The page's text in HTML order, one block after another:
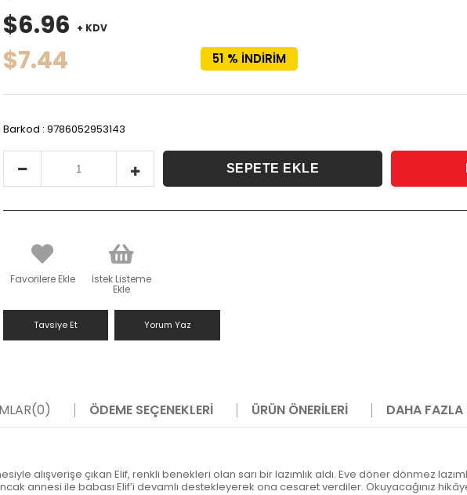
%
51 İNDIRIM
$6.96 + KDV
$7.44
Barkod : 9786052953143
Favorilere Ekle İstek Listeme
Ekle
Tavsiye Et Yorum Yaz
(0) ÖDEME SEÇENEKLERI ÜRÜN ÖNERILERI DAHA FAZLA
alışverişe çıkan Elif, renkli benekleri olan sarı bir lazımlık aldı. Eve döner dönmez
annesi ile babası Elif’i devamlı destekleyerek ona cesaret verdiler. Okuyacağınız